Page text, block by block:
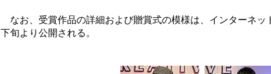
なお、受賞作品の詳細および贈賞式の模様は、インターネッ
下旬より公開される。